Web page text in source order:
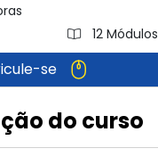
12 Módulos
se
do curso